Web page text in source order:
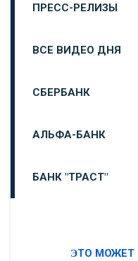
ПРЕСС-РЕЛИЗЫ
ВСЕ ВИДЕО ДНЯ
СБЕРБАНК
АЛЬФА-БАНК
БАНК "ТРАСТ"
ЭТО